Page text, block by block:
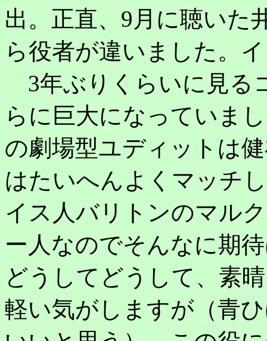
出。正直、9月に聴いた
ら役者が違いました。
3年ぶりくらいに見る
らに巨大になっていま
の劇場型ユディットは
はたいへんよくマッチ
イス人バリトンのマル
ー人なのでそんなに期
どうしてどうして、素
軽い気がしますが（青